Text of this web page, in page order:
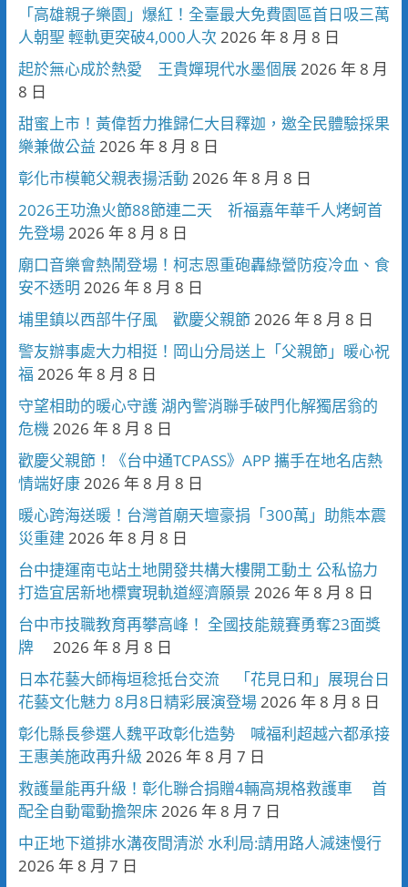
「高雄親子樂園」爆紅！全臺最大免費園區首日吸三萬
人朝聖 輕軌更突破4,000人次 2026 年 8 月 8 日
起於無心成於熱愛 王貴嬋現代水墨個展2026 年 8 月
8 日
甜蜜上市！黃偉哲力推歸仁大目釋迦，邀全民體驗採果
樂兼做公益 2026 年 8 月 8 日
彰化市模範父親表揚活動 2026 年 8 月 8 日
2026王功漁火節88節連二天 祈福嘉年華千人烤蚵首
先登場2026 年 8 月 8 日
廟口音樂會熱鬧登場！柯志恩重砲轟綠營防疫冷血、食
安不透明 2026 年 8 月 8 日
埔里鎮以西部牛仔風 歡慶父親節2026 年 8 月 8 日
警友辦事處大力相挺！岡山分局送上「父親節」暖心祝
福 2026 年 8 月 8 日
守望相助的暖心守護 湖內警消聯手破門化解獨居翁的
危機2026 年 8 月 8 日
歡慶父親節！《台中通TCPASS》APP 攜手在地名店熱
情端好康2026 年 8 月 8 日
暖心跨海送暖！台灣首廟天壇豪捐「300萬」助熊本震
災重建 2026 年 8 月 8 日
台中捷運南屯站土地開發共構大樓開工動土 公私協力
打造宜居新地標實現軌道經濟願景 2026 年 8 月 8 日
台中市技職教育再攀高峰！ 全國技能競賽勇奪23面獎
牌
2026 年 8 月 8 日
日本花藝大師梅垣稔抵台交流 「花見日和」展現台日
花藝文化魅力 8月8日精彩展演登場2026 年 8 月 8 日
彰化縣長參選人魏平政彰化造勢 喊福利超越六都承接
王惠美施政再升級 2026 年 8 月 7 日
救護量能再升級！彰化聯合捐贈4輛高規格救護車 首
配全自動電動擔架床2026 年 8 月 7 日
中正地下道排水溝夜間清淤 水利局:請用路人減速慢行
2026 年 8 月 7 日